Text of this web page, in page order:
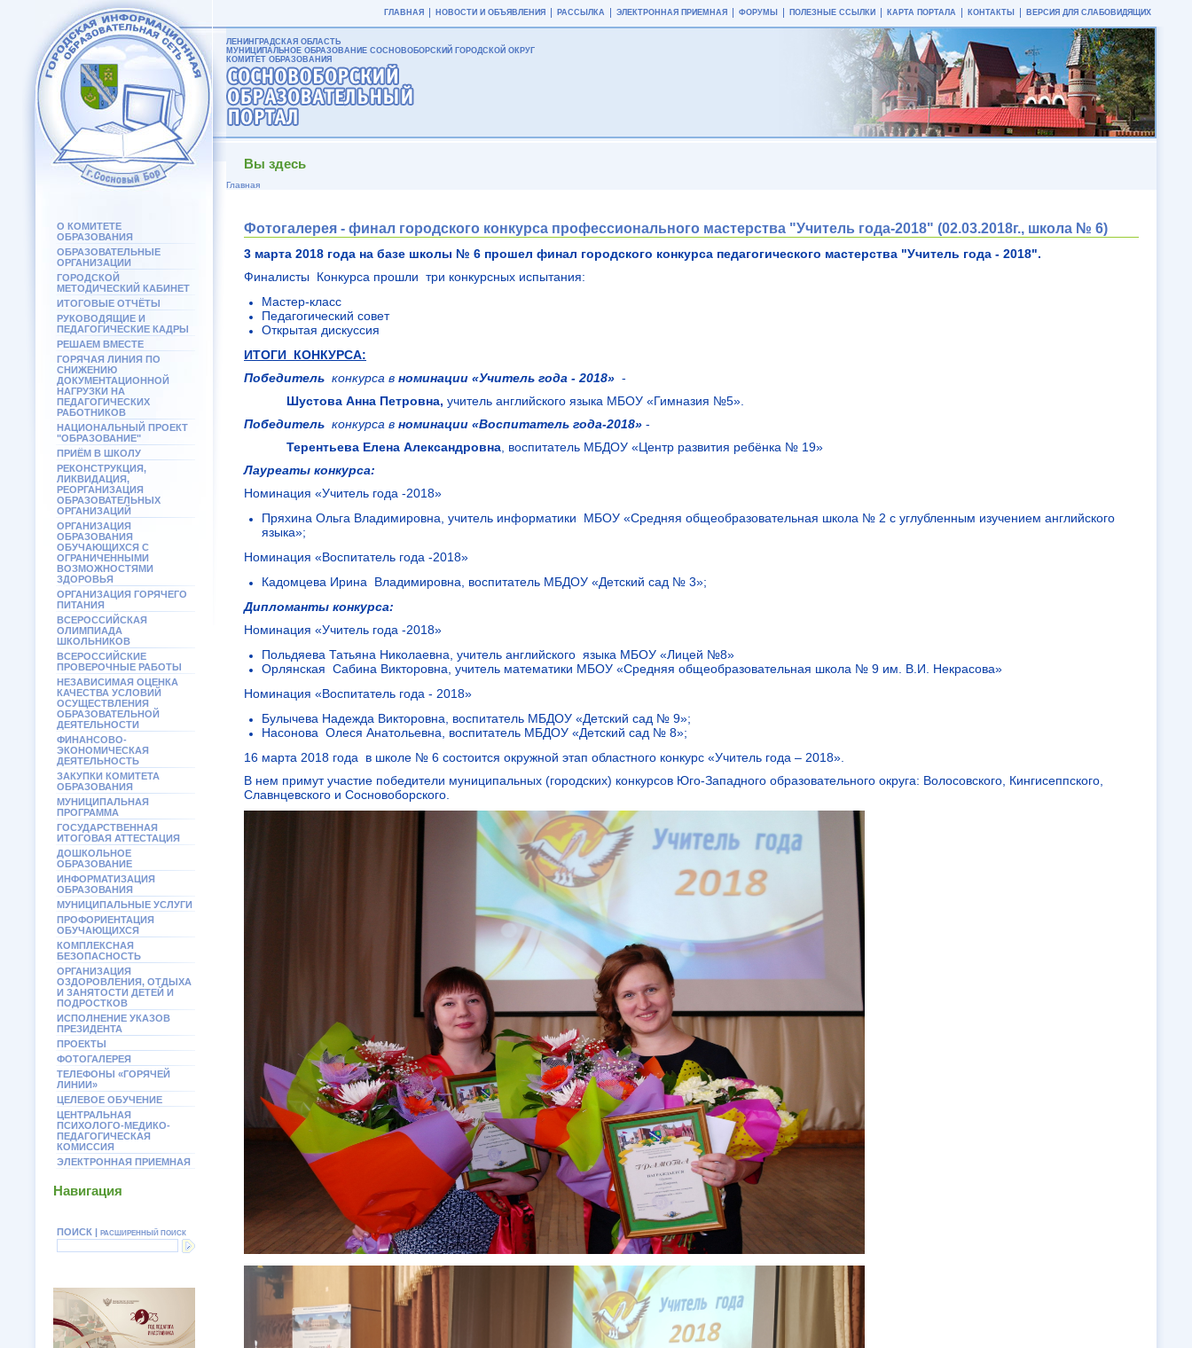
О КОМИТЕТЕ
ОБРАЗОВАНИЯ
ОБРАЗОВАТЕЛЬНЫЕ
ОРГАНИЗАЦИИ
ГОРОДСКОЙ
МЕТОДИЧЕСКИЙ КАБИНЕТ
ИТОГОВЫЕ ОТЧЁТЫ
РУКОВОДЯЩИЕ И
ПЕДАГОГИЧЕСКИЕ КАДРЫ
РЕШАЕМ ВМЕСТЕ
ГОРЯЧАЯ ЛИНИЯ ПО
СНИЖЕНИЮ
ДОКУМЕНТАЦИОННОЙ
НАГРУЗКИ НА
ПЕДАГОГИЧЕСКИХ
РАБОТНИКОВ
НАЦИОНАЛЬНЫЙ ПРОЕКТ
"ОБРАЗОВАНИЕ"
ПРИЁМ В ШКОЛУ
РЕКОНСТРУКЦИЯ,
ЛИКВИДАЦИЯ,
РЕОРГАНИЗАЦИЯ
ОБРАЗОВАТЕЛЬНЫХ
ОРГАНИЗАЦИЙ
ОРГАНИЗАЦИЯ
ОБРАЗОВАНИЯ
ОБУЧАЮЩИХСЯ С
ОГРАНИЧЕННЫМИ
ВОЗМОЖНОСТЯМИ
ЗДОРОВЬЯ
ОРГАНИЗАЦИЯ ГОРЯЧЕГО
ПИТАНИЯ
ВСЕРОССИЙСКАЯ
ОЛИМПИАДА
ШКОЛЬНИКОВ
ВСЕРОССИЙСКИЕ
ПРОВЕРОЧНЫЕ РАБОТЫ
НЕЗАВИСИМАЯ ОЦЕНКА
КАЧЕСТВА УСЛОВИЙ
ОСУЩЕСТВЛЕНИЯ
ОБРАЗОВАТЕЛЬНОЙ
ДЕЯТЕЛЬНОСТИ
ФИНАНСОВО-
ЭКОНОМИЧЕСКАЯ
ДЕЯТЕЛЬНОСТЬ
ЗАКУПКИ КОМИТЕТА
ОБРАЗОВАНИЯ
МУНИЦИПАЛЬНАЯ
ПРОГРАММА
ГОСУДАРСТВЕННАЯ
ИТОГОВАЯ АТТЕСТАЦИЯ
ДОШКОЛЬНОЕ
ОБРАЗОВАНИЕ
ИНФОРМАТИЗАЦИЯ
ОБРАЗОВАНИЯ
МУНИЦИПАЛЬНЫЕ УСЛУГИ
ПРОФОРИЕНТАЦИЯ
ОБУЧАЮЩИХСЯ
КОМПЛЕКСНАЯ
БЕЗОПАСНОСТЬ
ОРГАНИЗАЦИЯ
ОЗДОРОВЛЕНИЯ, ОТДЫХА
И ЗАНЯТОСТИ ДЕТЕЙ И
ПОДРОСТКОВ
ИСПОЛНЕНИЕ УКАЗОВ
ПРЕЗИДЕНТА
ПРОЕКТЫ
ФОТОГАЛЕРЕЯ
ТЕЛЕФОНЫ «ГОРЯЧЕЙ
ЛИНИИ»
ЦЕЛЕВОЕ ОБУЧЕНИЕ
ЦЕНТРАЛЬНАЯ
ПСИХОЛОГО-МЕДИКО-
ПЕДАГОГИЧЕСКАЯ
КОМИССИЯ
ЭЛЕКТРОННАЯ ПРИЕМНАЯ
Навигация
ПОИСК | РАСШИРЕННЫЙ ПОИСК
ГЛАВНАЯ НОВОСТИ И ОБЪЯВЛЕНИЯ РАССЫЛКА ЭЛЕКТРОННАЯ ПРИЕМНАЯ ФОРУМЫ ПОЛЕЗНЫЕ ССЫЛКИ КАРТА ПОРТАЛА КОНТАКТЫ ВЕРСИЯ ДЛЯ СЛАБОВИДЯЩИХ
ЛЕНИНГРАДСКАЯ ОБЛАСТЬ
МУНИЦИПАЛЬНОЕ ОБРАЗОВАНИЕ СОСНОВОБОРСКИЙ ГОРОДСКОЙ ОКРУГ
КОМИТЕТ ОБРАЗОВАНИЯ
Вы здесь
Главная
Фотогалерея - финал городского конкурса профессионального мастерства "Учитель года-2018" (02.03.2018г., школа № 6)
3 марта 2018 года на базе школы № 6 прошел финал городского конкурса педагогического мастерства "Учитель года - 2018".
Финалисты Конкурса прошли три конкурсных испытания:
Мастер-класc
Педагогический совет
Открытая дискуссия
ИТОГИ КОНКУРСА:
Победитель конкурса в номинации «Учитель года - 2018» -
Шустова Анна Петровна, учитель английского языка МБОУ «Гимназия №5».
Победитель конкурса в номинации «Воспитатель года-2018» -
Терентьева Елена Александровна , воспитатель МБДОУ «Центр развития ребёнка № 19»
Лауреаты конкурса:
Номинация «Учитель года -2018»
Пряхина Ольга Владимировна, учитель информатики МБОУ «Средняя общеобразовательная школа № 2 с углубленным изучением английского
языка»;
Номинация «Воспитатель года -2018»
Кадомцева Ирина Владимировна, воспитатель МБДОУ «Детский сад № 3»;
Дипломанты конкурса:
Номинация «Учитель года -2018»
Польдяева Татьяна Николаевна, учитель английского языка МБОУ «Лицей №8»
Орлянская Сабина Викторовна, учитель математики МБОУ «Средняя общеобразовательная школа № 9 им. В.И. Некрасова»
Номинация «Воспитатель года - 2018»
Булычева Надежда Викторовна, воспитатель МБДОУ «Детский сад № 9»;
Насонова Олеся Анатольевна, воспитатель МБДОУ «Детский сад № 8»;
16 марта 2018 года в школе № 6 состоится окружной этап областного конкурс «Учитель года – 2018».
В нем примут участие победители муниципальных (городских) конкурсов Юго-Западного образовательного округа: Волосовского, Кингисеппского,
Славнцевского и Сосновоборского.